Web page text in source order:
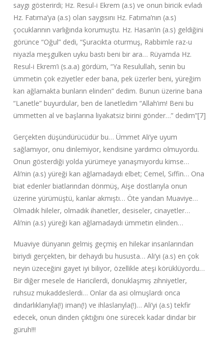
saygı gösterirdi; Hz. Resul-i Ekrem (a.s) ve onun biricik evladı
Hz. Fatıma’ya (a.s) olan saygısını Hz. Fatıma’nın (a.s)
çocuklarının varlığında korumuştu. Hz. Hasan’ın (a.s) geldiğini
görünce “Oğul”‌ dedi, “Şuracıkta oturmuş, Rabbimle raz-u
niyazla meşgulken uyku bastı beni bir ara… Rüyamda Hz.
Resul-i Ekrem’i (s.a.a) gördüm, “Ya Resulullah, senin bu
ümmetin çok eziyetler eder bana, pek üzerler beni, yüreğim
kan ağlamakta bunların elinden”‌ dedim. Bunun üzerine bana
“Lanetle”‌ buyurdular, ben de lanetledim “Allah’ım! Beni bu
ümmetten al ve başlarına liyakatsiz birini gönder…”‌ dedim”‌[7]
Gerçekten düşündürücüdür bu… Ümmet Ali’ye uyum
sağlamıyor, onu dinlemiyor, kendisine yardımcı olmuyordu.
Onun gösterdiği yolda yürümeye yanaşmıyordu kimse…
Ali’nin (a.s) yüreği kan ağlamadaydı elbet; Cemel, Sıffin… Ona
biat edenler biatlarından dönmüş, Aişe dostlarıyla onun
üzerine yürümüştü, kanlar akmıştı… Öte yandan Muaviye…
Olmadık hileler, olmadık ihanetler, desiseler, cinayetler…
Ali’nin (a.s) yüreği kan ağlamadaydı ümmetin elinden…
Muaviye dünyanın gelmiş geçmiş en hilekar insanlarından
biriydi gerçekten, bir dehaydı bu hususta… Ali’yi (a.s) en çok
neyin üzeceğini gayet iyi biliyor, özellikle ateşi körüklüyordu…
Bir diğer mesele de Haricilerdi, donuklaşmış zihniyetler,
ruhsuz mukaddeslerdi… Onlar da asi olmuşlardı onca
dindarlıklarıyla(!) iman(!) ve ihlaslarıyla(!)… Ali’yi (a.s) tekfir
edecek, onun dinden çıktığını öne sürecek kadar dindar bir
güruh!!!